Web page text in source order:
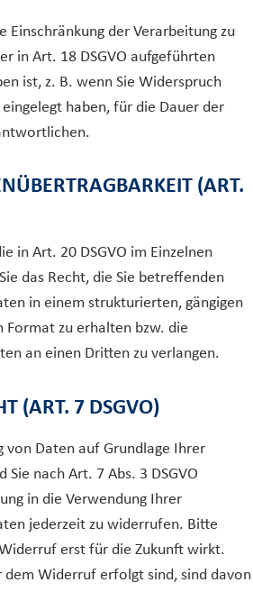
Einschränkung der Verarbeitung zu
in Art. 18 DSGVO aufgeführten
ist, z. B. wenn Sie Widerspruch
haben, für die Dauer der
(ART.
in Art. 20 DSGVO im Einzelnen
das Recht, die Sie betreffenden
in einem strukturierten, gängigen
Format zu erhalten bzw. die
an einen Dritten zu verlangen.
(ART. 7 DSGVO)
von Daten auf Grundlage Ihrer
nach Art. 7 Abs. 3 DSGVO
in die Verwendung Ihrer
jederzeit zu widerrufen. Bitte
erst für die Zukunft wirkt.
dem Widerruf erfolgt sind, sind davon